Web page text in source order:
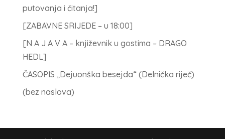
putovanja i čitanja!]
[ZABAVNE SRIJEDE – u 18:00]
[N A J A V A – književnik u gostima – DRAGO
HEDL]
ČASOPIS „Dejuonška besejda“ (Delnička riječ)
(bez naslova)